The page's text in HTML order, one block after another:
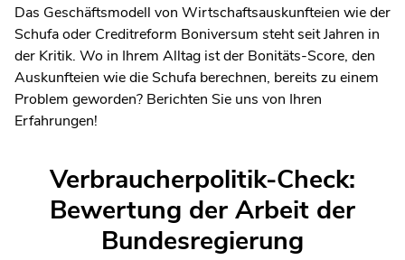
Das Geschäftsmodell von Wirtschaftsauskunfteien wie der
Schufa oder Creditreform Boniversum steht seit Jahren in
der Kritik. Wo in Ihrem Alltag ist der Bonitäts-Score, den
Auskunfteien wie die Schufa berechnen, bereits zu einem
Problem geworden? Berichten Sie uns von Ihren
Erfahrungen!
Verbraucherpolitik-Check:
Bewertung der Arbeit der
Bundesregierung